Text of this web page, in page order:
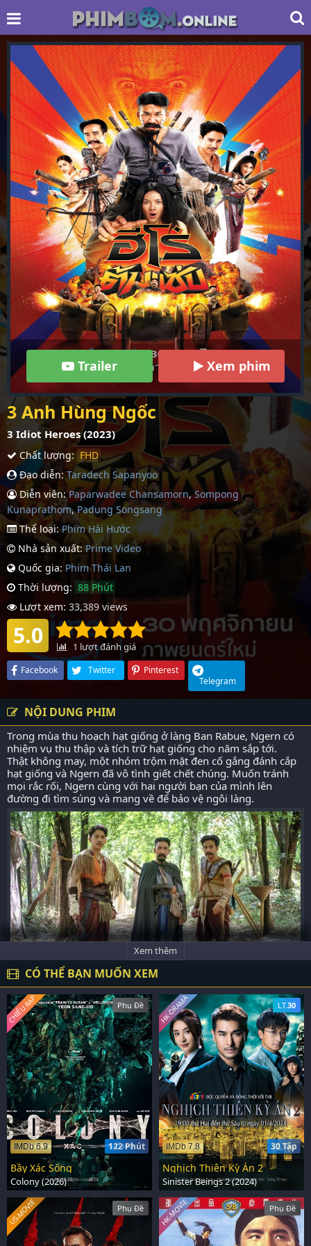
Trailer Xem phim
3 Anh Hùng Ngốc
3 Idiot Heroes (2023)
Chất lượng: FHD
Đạo diễn: Taradech Sapanyoo
Diễn viên: Paparwadee Chansamorn,Sompong
Kunaprathom,Padung Songsang
Thể loại: Phim Hài Hước
Nhà sản xuất: Prime Video
Quốc gia: Phim Thái Lan
Thời lượng: 88 Phút
Lượt xem: 33,389 views
5.0 1 lượt đánh giá
Facebook Twitter
Pinterest
Telegram
NỘI DUNG PHIM
Trong mùa thu hoạch hạt giống ở làng Ban Rabue, Ngern có
nhiệm vụ thu thập và tích trữ hạt giống cho năm sắp tới.
Thật không may, một nhóm trộm mặt đen cố gắng đánh cắp
hạt giống và Ngern đã vô tình giết chết chúng. Muốn tránh
mọi rắc rối, Ngern cùng với hai người bạn của mình lên
đường đi tìm súng và mang về để bảo vệ ngôi làng.
Xem thêm
CÓ THỂ BẠN MUỐN XEM
Phụ Đề
122 Phút
IMDb 6.9
CHIẾU RẠP
Bầy Xác Sống
Colony (2026)
LT.30
30 Tập
IMDb 7.8
HK-DRAMA
Nghịch Thiên Kỳ Án 2
Sinister Beings 2 (2024)
Phụ Đề
US-MOVIE Phụ Đề
HK-MOVIE